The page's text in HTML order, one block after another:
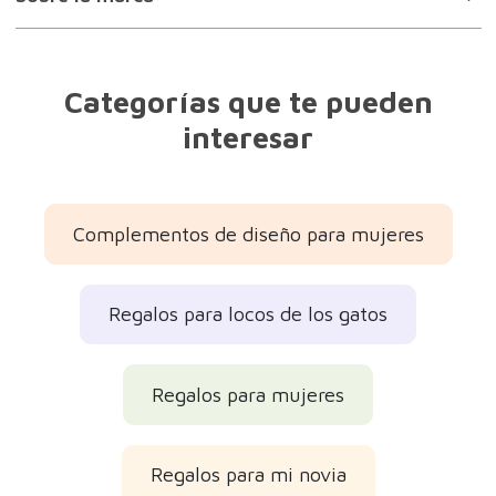
Categorías que te pueden
interesar
Complementos de diseño para mujeres
Regalos para locos de los gatos
Regalos para mujeres
Regalos para mi novia